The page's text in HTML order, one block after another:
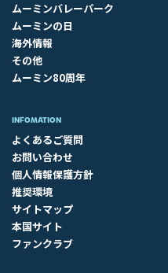
ムーミンバレーパーク
ムーミンの日
海外情報
その他
ムーミン80周年
INFOMATION
よくあるご質問
お問い合わせ
個人情報保護方針
推奨環境
サイトマップ
本国サイト
ファンクラブ